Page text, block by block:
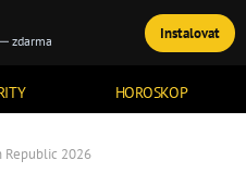
HOROSKOP
TÉMATA
Republic 2026
zdarma Instalovat